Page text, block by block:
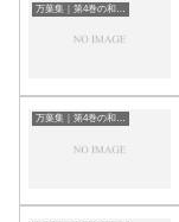
万葉集｜第4巻の和歌一覧
万葉集｜第4巻の和歌一覧